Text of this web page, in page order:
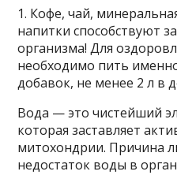
1. Кофе, чай,
напитки способствуют
организма! Для
необходимо пить
добавок, не менее 2 л в
Вода — это чистейший
которая заставляет
митохондрии. Причина
недостаток воды в